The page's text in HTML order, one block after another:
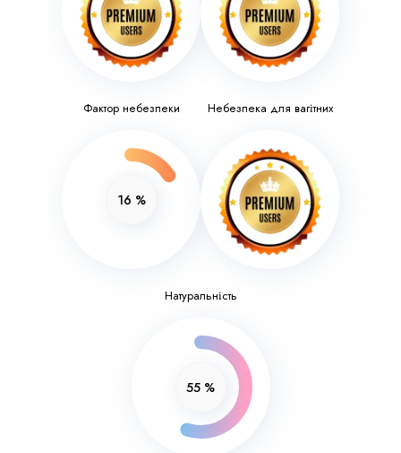
Фактор небезпеки
16 %
Небезпека для вагітних
Натуральність
55 %